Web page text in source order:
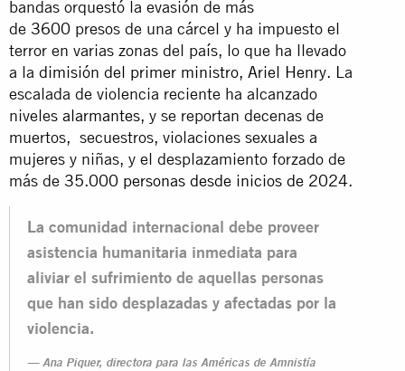
bandas orquestó la evasión de más
de 3600 presos de una cárcel y ha impuesto el
terror en varias zonas del país, lo que ha llevado
a la dimisión del primer ministro, Ariel Henry. La
escalada de violencia reciente ha alcanzado
niveles alarmantes, y se reportan decenas de
muertos, secuestros, violaciones sexuales a
mujeres y niñas, y el desplazamiento forzado de
más de 35.000 personas desde inicios de 2024.
La comunidad internacional debe proveer
asistencia humanitaria inmediata para
aliviar el sufrimiento de aquellas personas
que han sido desplazadas y afectadas por la
violencia.
Ana Piquer, directora para las Américas de Amnistía